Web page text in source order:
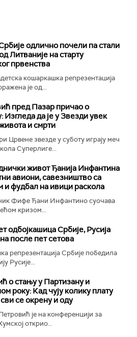
одлично почели па стали
Литваније на старту
првенства
кошаркашка репрезентација
је од...
пред Пазар причао о
Изгледа да је у Звезди увек
и смрти
Црвене звезде у суботу играју меч
Суперлиге...
живот Ђанија Инфантина
авиони, савезништво са
и фудбал на ивици раскола
Фифе Ђани Инфантино суочава
кризом...
одбојкашица Србије, Русија
после пет сетова
репрезентација Србије победила
Русије...
о стању у Партизану и
року: Кад чују колику плату
се окрену и оду
је на конференцији за
открио...